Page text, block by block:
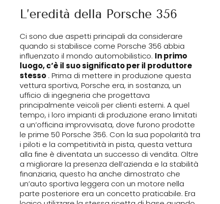
L’eredità della Porsche 356
Ci sono due aspetti principali da considerare
quando si stabilisce come Porsche 356 abbia
influenzato il mondo automobilistico. In primo
luogo, c’è il suo significato per il produttore
stesso . Prima di mettere in produzione questa
vettura sportiva, Porsche era, in sostanza, un
ufficio di ingegneria che progettava
principalmente veicoli per clienti esterni. A quel
tempo, i loro impianti di produzione erano limitati
a un’officina improvvisata, dove furono prodotte
le prime 50 Porsche 356. Con la sua popolarità tra
i piloti e la competitività in pista, questa vettura
alla fine è diventata un successo di vendita. Oltre
a migliorare la presenza dell’azienda e la stabilità
finanziaria, questo ha anche dimostrato che
un’auto sportiva leggera con un motore nella
parte posteriore era un concetto praticabile. Era